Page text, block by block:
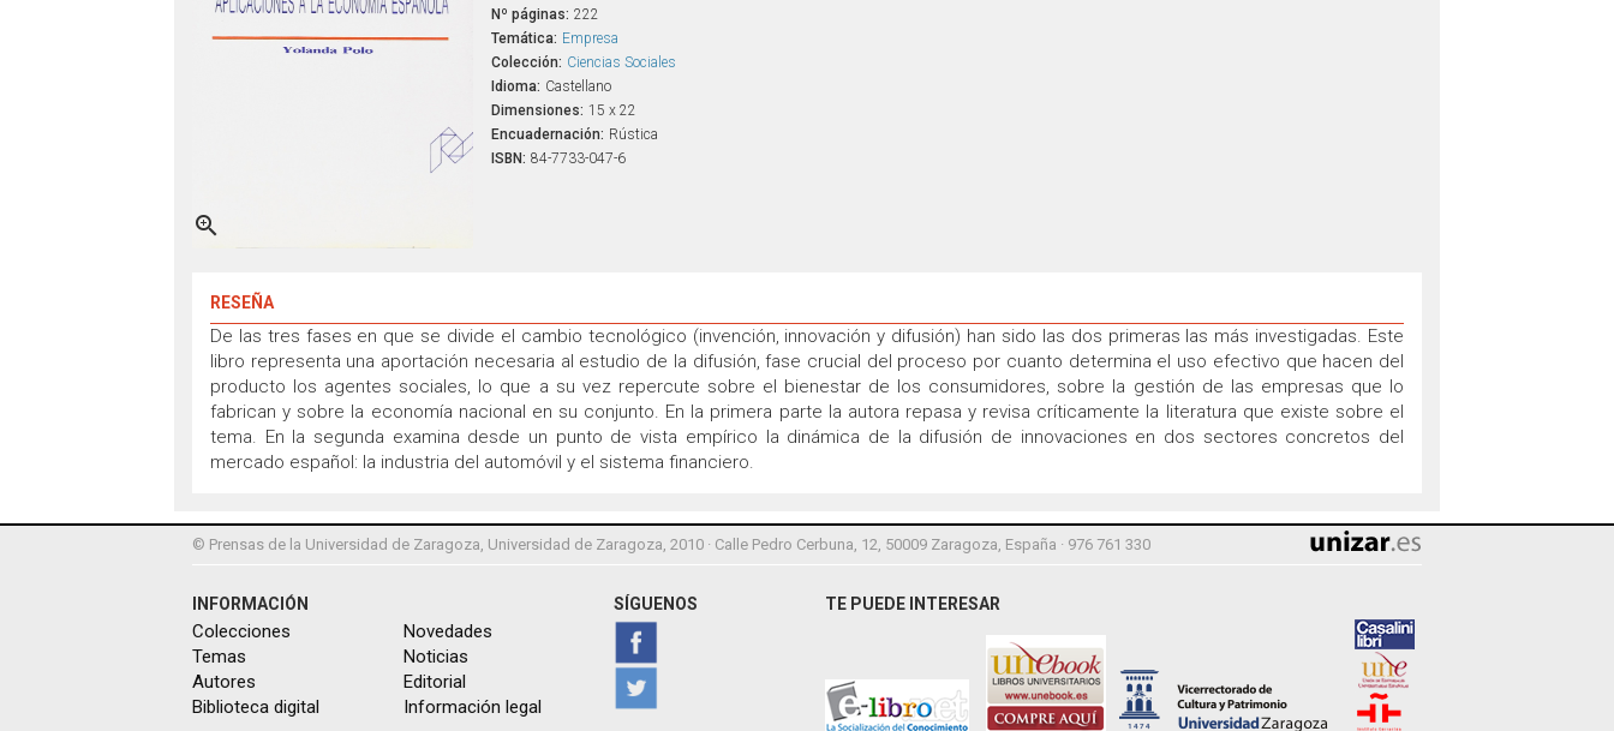

Nº páginas: 222
Temática: Empresa
Colección: Ciencias Sociales
Idioma: Castellano
Dimensiones: 15 x 22
Encuadernación: Rústica
ISBN: 84-7733-047-6
RESEÑA
De las tres fases en que se divide el cambio tecnológico (invención, innovación y difusión) han sido las dos primeras las más investigadas. Este
libro representa una aportación necesaria al estudio de la difusión, fase crucial del proceso por cuanto determina el uso efectivo que hacen del
producto los agentes sociales, lo que a su vez repercute sobre el bienestar de los consumidores, sobre la gestión de las empresas que lo
fabrican y sobre la economía nacional en su conjunto. En la primera parte la autora repasa y revisa críticamente la literatura que existe sobre el
tema. En la segunda examina desde un punto de vista empírico la dinámica de la difusión de innovaciones en dos sectores concretos del
mercado español: la industria del automóvil y el sistema financiero.
© Prensas de la Universidad de Zaragoza, Universidad de Zaragoza, 2010 · Calle Pedro Cerbuna, 12, 50009 Zaragoza, España · 976 761 330
INFORMACIÓN
Colecciones
Temas
Autores
Biblioteca digital
Novedades
Noticias
Editorial
Información legal
SÍGUENOS TE PUEDE INTERESAR